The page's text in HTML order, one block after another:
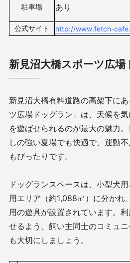
駐車場 あり
公式サイト http://www.fetch-
新見沼大橋スポーツ広場
新見沼大橋有料道路の高架下に
ツ広場ドッグラン」は、天候を
を遊ばせられるのが最大の魅力
しの強い夏場でも快適で、運動
もぴったりです。
ドッグランスペースは、小型犬
用エリア（約1,088㎡）に分かれ
用の遊具が設置されています。
せるよう、飼い主同士のコミュ
も大切にしましょう。